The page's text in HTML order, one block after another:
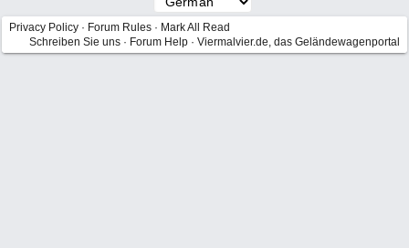
Privacy Policy · Forum Rules · Mark All Read
Schreiben Sie uns · Forum Help · Viermalvier.de, das Geländewagenportal